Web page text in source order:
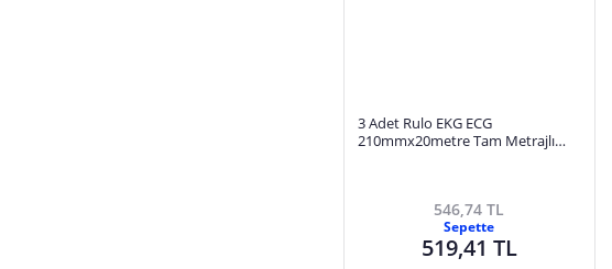
3 Adet Rulo EKG ECG
210mmx20metre Tam Metrajlı
546,74 TL
Sepette
519,41 TL